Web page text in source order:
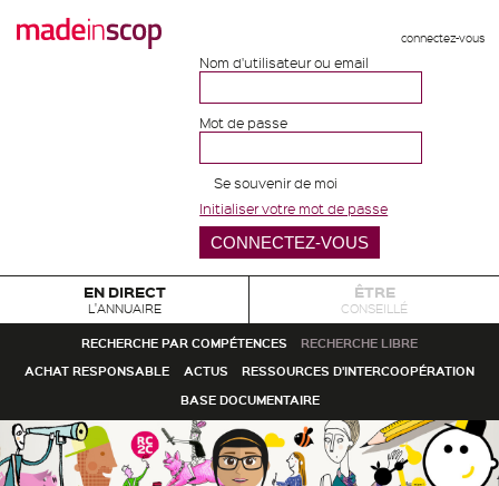
connectez-vous
Nom d'utilisateur ou email
Mot de passe
Se souvenir de moi
Initialiser votre mot de passe
EN DIRECT
L'ANNUAIRE
ÊTRE
CONSEILLÉ
RECHERCHE PAR COMPÉTENCES
RECHERCHE LIBRE
ACHAT RESPONSABLE
ACTUS
RESSOURCES D'INTERCOOPÉRATION
BASE DOCUMENTAIRE